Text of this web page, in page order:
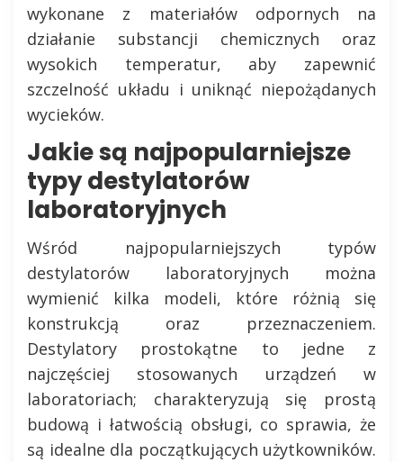
wykonane z materiałów odpornych na
działanie substancji chemicznych oraz
wysokich temperatur, aby zapewnić
szczelność układu i uniknąć niepożądanych
wycieków.
Jakie są najpopularniejsze
typy destylatorów
laboratoryjnych
Wśród najpopularniejszych typów
destylatorów laboratoryjnych można
wymienić kilka modeli, które różnią się
konstrukcją oraz przeznaczeniem.
Destylatory prostokątne to jedne z
najczęściej stosowanych urządzeń w
laboratoriach; charakteryzują się prostą
budową i łatwością obsługi, co sprawia, że
są idealne dla początkujących użytkowników.